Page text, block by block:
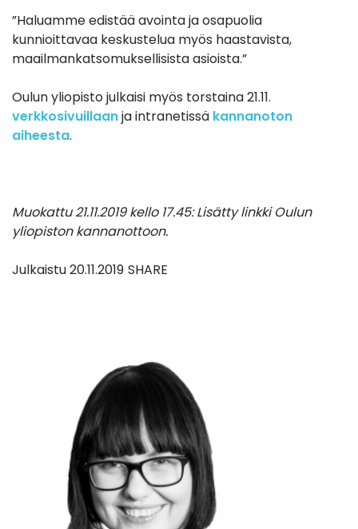
”Haluamme edistää avointa ja osapuolia
kunnioittavaa keskustelua myös haastavista,
maailmankatsomuksellisista asioista.”
Oulun yliopisto julkaisi myös torstaina 21.11.
verkkosivuillaanja intranetissä kannanoton
aiheesta.
Muokattu 21.11.2019 kello 17.45: Lisätty linkki Oulun
yliopiston kannanottoon.
Julkaistu20.11.2019 SHARE